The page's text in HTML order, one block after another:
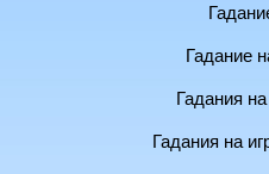
Гадание
Гадания
Гадания на